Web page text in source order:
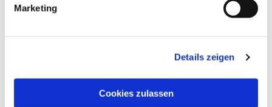
Marketing
Details zeigen
Cookies zulassen